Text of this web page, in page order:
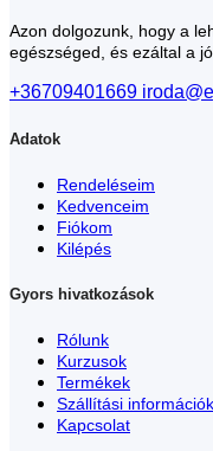
Azon dolgozunk, hogy a
egészséged, és ezáltal a
+36709401669
Adatok
Rendeléseim
Kedvenceim
Fiókom
Kilépés
Gyors hivatkozások
Rólunk
Kurzusok
Termékek
Szállítási információk
Kapcsolat